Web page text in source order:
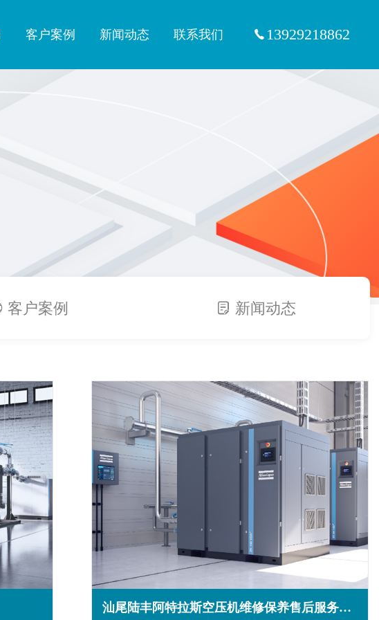
客户案例 新闻动态 联系我们 13929218862
客户案例 新闻动态
汕尾陆丰阿特拉斯空压机维修保养售后服务电话